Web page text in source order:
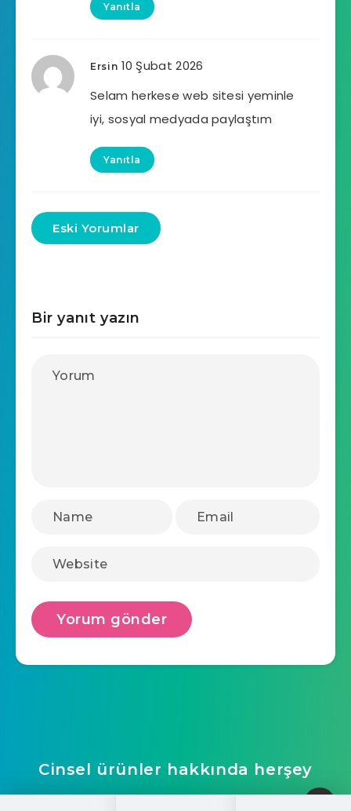
Yanıtla
Ersin 10 Şubat 2026
Selam herkese web sitesi yeminle
iyi, sosyal medyada paylaştım
Yanıtla
Eski Yorumlar
Bir yanıt yazın
Cinsel ürünler hakkında herşey